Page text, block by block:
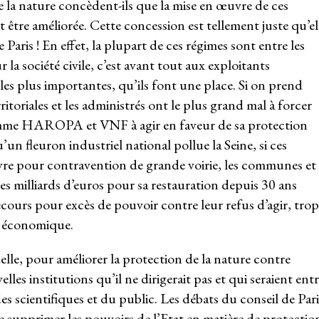
nature concèdent-ils que la mise en œuvre de ces
améliorée. Cette concession est tellement juste
! En effet, la plupart de ces régimes sont entre les
la société civile, c’est avant tout aux exploitants
plus importantes, qu’ils font une place. Si on prend
et les administrés ont le plus grand mal à forcer
HAROPA et VNF à agir en faveur de sa protection
fleuron industriel national pollue la Seine, si ces
pour contravention de grande voirie, les communes et
milliards d’euros pour sa restauration depuis 30 ans
pour excès de pouvoir contre leur refus d’agir, trop
pour améliorer la protection de la nature contre
institutions qu’il ne dirigerait pas et qui seraient
scientifiques et du public. Les débats du conseil de